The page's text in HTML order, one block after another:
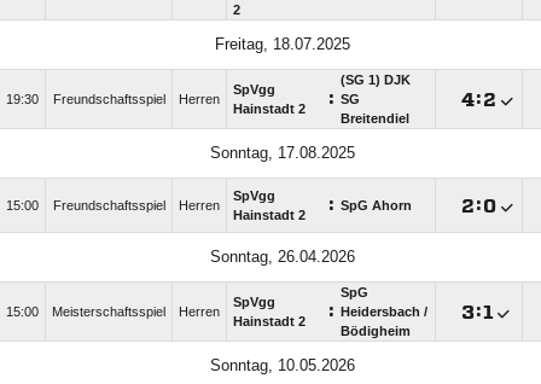
2
Freitag, 18.07.2025
19:30 Freundschaftsspiel Herren
SpVgg
Hainstadt 2
:
(SG 1) DJK
SG
Breitendiel
:
Sonntag, 17.08.2025
15:00 Freundschaftsspiel Herren
SpVgg
Hainstadt 2
: SpG Ahorn :
Sonntag, 26.04.2026
15:00 Meisterschaftsspiel Herren
SpVgg
Hainstadt 2
:
SpG
Heidersbach /​
Bödigheim
:
Sonntag, 10.05.2026